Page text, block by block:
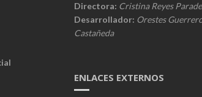
Directora: Cristina Reyes
Desarrollador: Orestes
Castañeda
ENLACES EXTERNOS